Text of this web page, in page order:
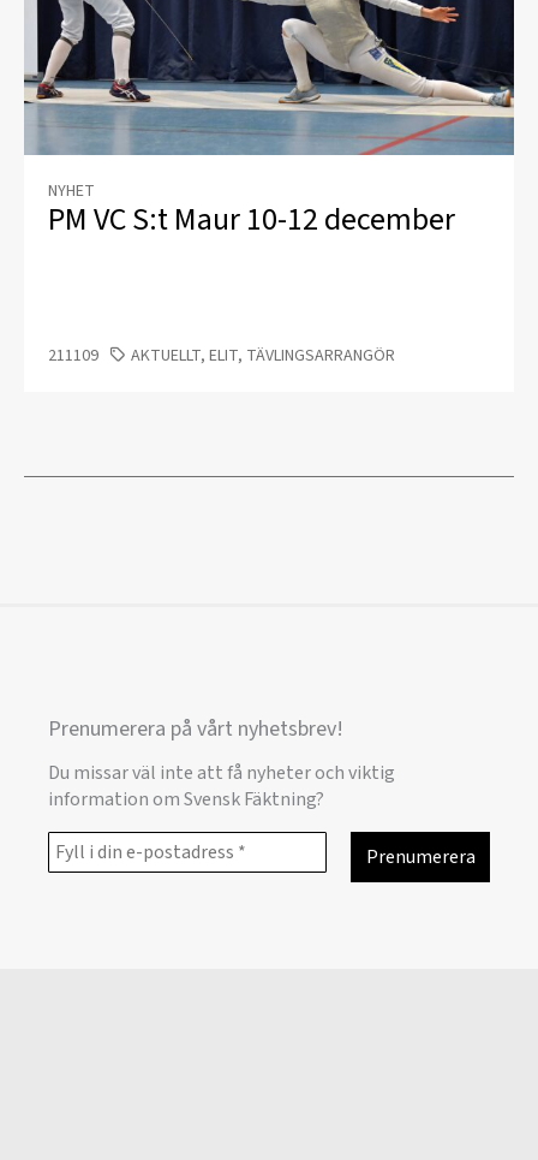
NYHET
PM VC S:t Maur 10-12 december
211109 AKTUELLT, ELIT, TÄVLINGSARRANGÖR
Prenumerera på vårt nyhetsbrev!
Du missar väl inte att få nyheter och viktig
information om Svensk Fäktning?